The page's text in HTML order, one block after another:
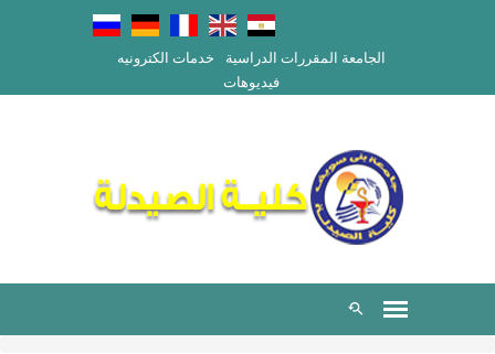
الجامعة المقررات الدراسية
خدمات الكترونيه
فيديوهات